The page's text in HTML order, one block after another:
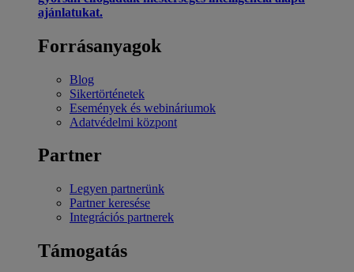
ajánlatukat.
Forrásanyagok
Blog
Sikertörténetek
Események és webináriumok
Adatvédelmi központ
Partner
Legyen partnerünk
Partner keresése
Integrációs partnerek
Támogatás